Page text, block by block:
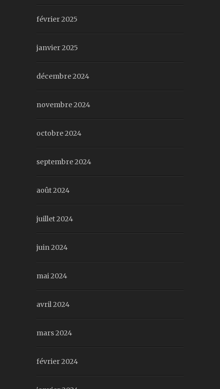
février 2025
janvier 2025
décembre 2024
novembre 2024
octobre 2024
septembre 2024
août 2024
juillet 2024
juin 2024
mai 2024
avril 2024
mars 2024
février 2024